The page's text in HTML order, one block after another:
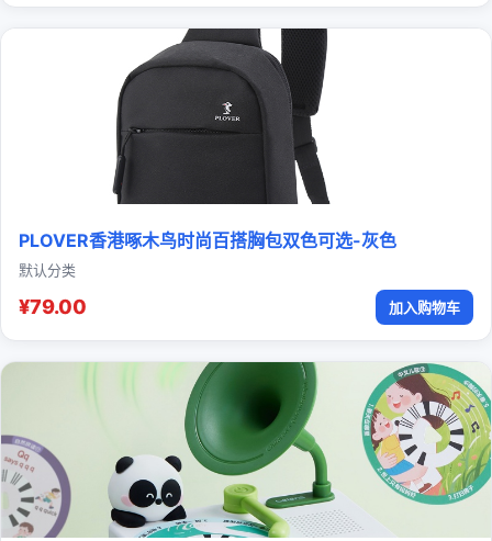
PLOVER香港啄木鸟时尚百搭胸包双色可选-灰色
默认分类
¥79.00 加入购物车